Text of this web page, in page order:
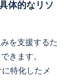
体的なリソ
を支援するた
きます。
特化したメ